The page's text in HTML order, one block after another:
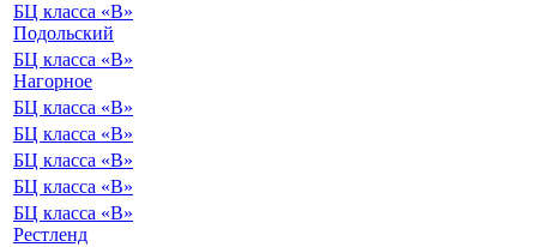
БЦ класса «B»
Подольский
БЦ класса «B»
Нагорное
БЦ класса «B»
БЦ класса «B»
БЦ класса «B»
БЦ класса «B»
БЦ класса «B»
Рестленд